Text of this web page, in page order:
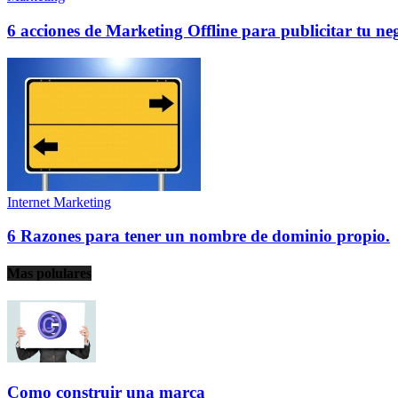
6 acciones de Marketing Offline para publicitar tu
Internet Marketing
6 Razones para tener un nombre de dominio propio.
Mas polulares
Como construir una marca